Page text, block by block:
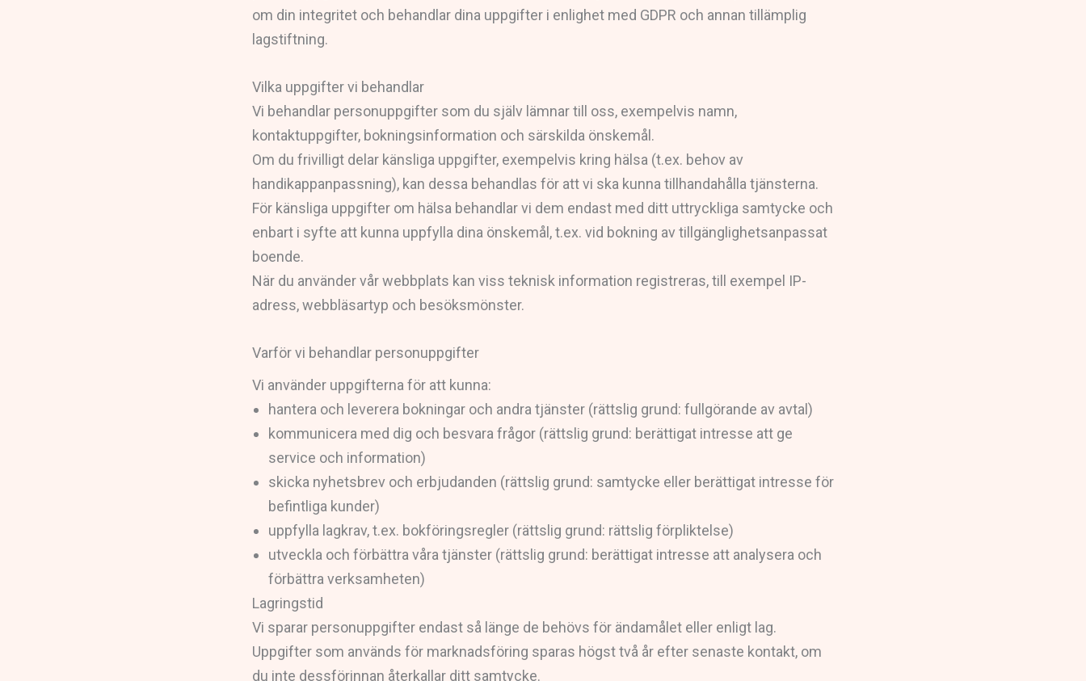
om din integritet och behandlar dina uppgifter i enlighet med GDPR och annan tillämplig
lagstiftning.
Vilka uppgifter vi behandlar
Vi behandlar personuppgifter som du själv lämnar till oss, exempelvis namn,
kontaktuppgifter, bokningsinformation och särskilda önskemål.
Om du frivilligt delar känsliga uppgifter, exempelvis kring hälsa (t.ex. behov av
handikappanpassning), kan dessa behandlas för att vi ska kunna tillhandahålla tjänsterna.
För känsliga uppgifter om hälsa behandlar vi dem endast med ditt uttryckliga samtycke och
enbart i syfte att kunna uppfylla dina önskemål, t.ex. vid bokning av tillgänglighetsanpassat
boende.
När du använder vår webbplats kan viss teknisk information registreras, till exempel IP-
adress, webbläsartyp och besöksmönster.
Varför vi behandlar personuppgifter
Vi använder uppgifterna för att kunna:
hantera och leverera bokningar och andra tjänster (rättslig grund: fullgörande av avtal)
kommunicera med dig och besvara frågor (rättslig grund: berättigat intresse att ge
service och information)
skicka nyhetsbrev och erbjudanden (rättslig grund: samtycke eller berättigat intresse för
befintliga kunder)
uppfylla lagkrav, t.ex. bokföringsregler (rättslig grund: rättslig förpliktelse)
utveckla och förbättra våra tjänster (rättslig grund: berättigat intresse att analysera och
förbättra verksamheten)
Lagringstid
Vi sparar personuppgifter endast så länge de behövs för ändamålet eller enligt lag.
Uppgifter som används för marknadsföring sparas högst två år efter senaste kontakt, om
du inte dessförinnan återkallar ditt samtycke.